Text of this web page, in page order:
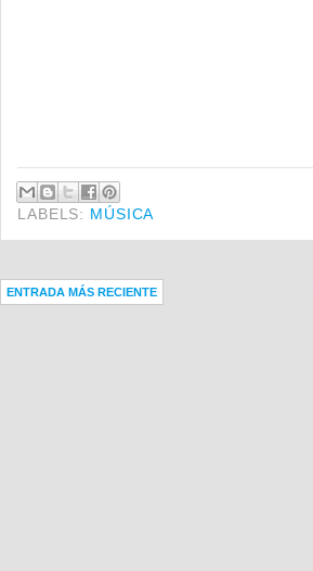
LABELS: MÚSICA
ENTRADA MÁS RECIENTE